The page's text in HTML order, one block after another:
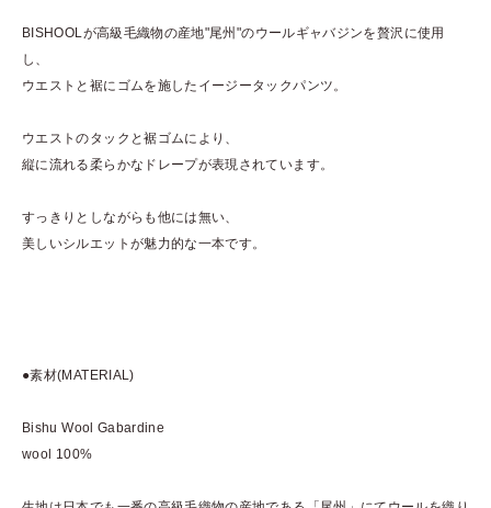
BISHOOLが高級毛織物の産地"尾州"のウールギャバジンを贅沢に使用
し、
ウエストと裾にゴムを施したイージータックパンツ。
ウエストのタックと裾ゴムにより、
縦に流れる柔らかなドレープが表現されています。
すっきりとしながらも他には無い、
美しいシルエットが魅力的な一本です。
●素材(MATERIAL)
Bishu Wool Gabardine
wool 100%